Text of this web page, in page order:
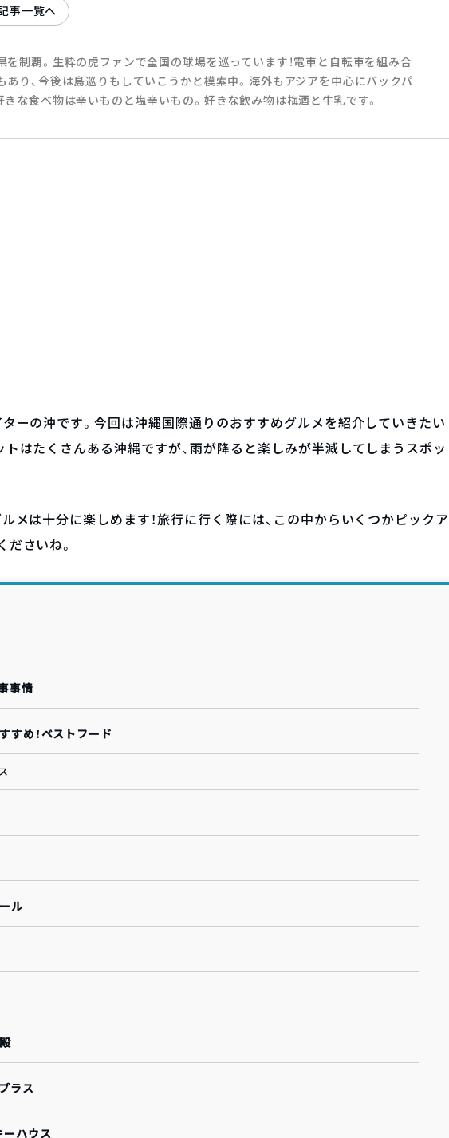
事一覧へ
を制覇。生粋の虎ファンで全国の球場を巡っています！電車と自転車を組み合
あり、今後は島巡りもしていこうかと模索中。海外もアジアを中心にバックパ
きな食べ物は辛いものと塩辛いもの。好きな飲み物は梅酒と牛乳です。
ターの沖です。今回は沖縄国際通りのおすすめグルメを紹介していきたい
トはたくさんある沖縄ですが、雨が降ると楽しみが半減してしまうスポッ
ルメは十分に楽しめます！旅行に行く際には、この中からいくつかピックア
さいね。
事情
すめ！ベストフード
ル
ラス
ーハウス